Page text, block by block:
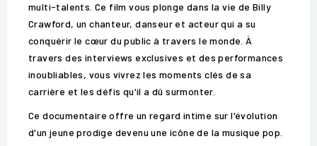
multi-talents. Ce film vous plonge dans la vie de Billy
Crawford, un chanteur, danseur et acteur qui a su
conquérir le cœur du public à travers le monde. À
travers des interviews exclusives et des performances
inoubliables, vous vivrez les moments clés de sa
carrière et les défis qu'il a dû surmonter.
Ce documentaire offre un regard intime sur l'évolution
d'un jeune prodige devenu une icône de la musique pop.